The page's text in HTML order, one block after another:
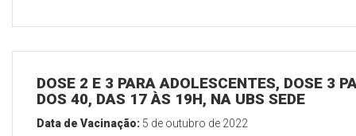
DOSE 2 E 3 PARA ADOLESCENTES, DOSE 3
DOS 40, DAS 17 ÀS 19H, NA UBS SEDE
Data de Vacinação: 5 de outubro de 2022